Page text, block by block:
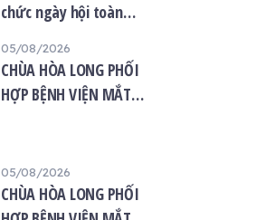
chức ngày hội toàn
quốc năm 2026
05/08/2026
CHÙA HÒA LONG PHỐI
HỢP BỆNH VIỆN MẮT
NGƯỜI DÂN
05/08/2026
CHÙA HÒA LONG PHỐI